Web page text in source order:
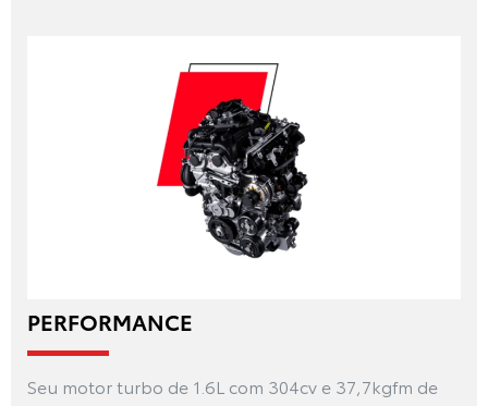
PERFORMANCE
Seu motor turbo de 1.6L com 304cv e 37,7kgfm de